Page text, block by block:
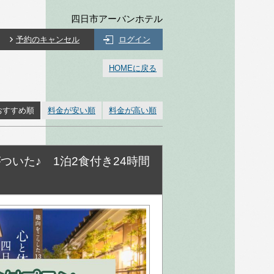
四日市アーバンホテル
予約のキャンセル ログイン
HOMEに戻る
すすめ順 料金が安い順 料金が高い順
いた♪ 1泊2食付き24時間